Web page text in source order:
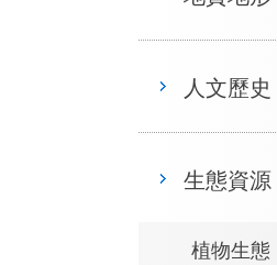
人文歷史
生態資源
植物生態